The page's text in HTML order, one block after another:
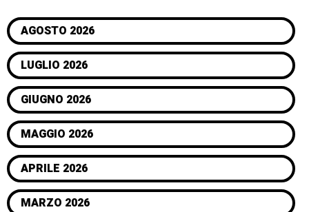
AGOSTO 2026
LUGLIO 2026
GIUGNO 2026
MAGGIO 2026
APRILE 2026
MARZO 2026